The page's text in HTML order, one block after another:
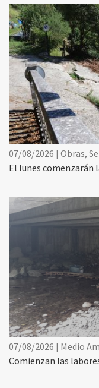
07/08/2026 | Obras,
El lunes comenzarán
07/08/2026 | Medio
Comienzan las